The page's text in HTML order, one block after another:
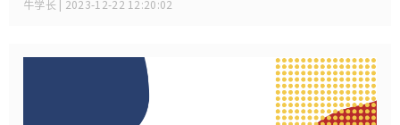
加大我们的工作量。那么，Word文档没保存，里面的文字和数
牛学长 | 2023-12-22 12:20:02